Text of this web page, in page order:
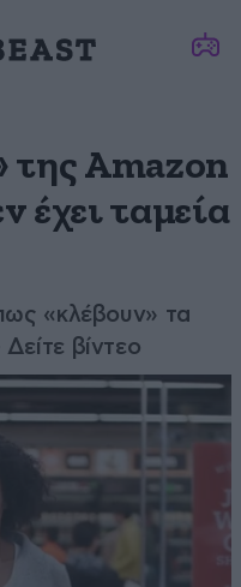
της Amazon
έχει ταμεία
«κλέβουν» τα
βίντεο